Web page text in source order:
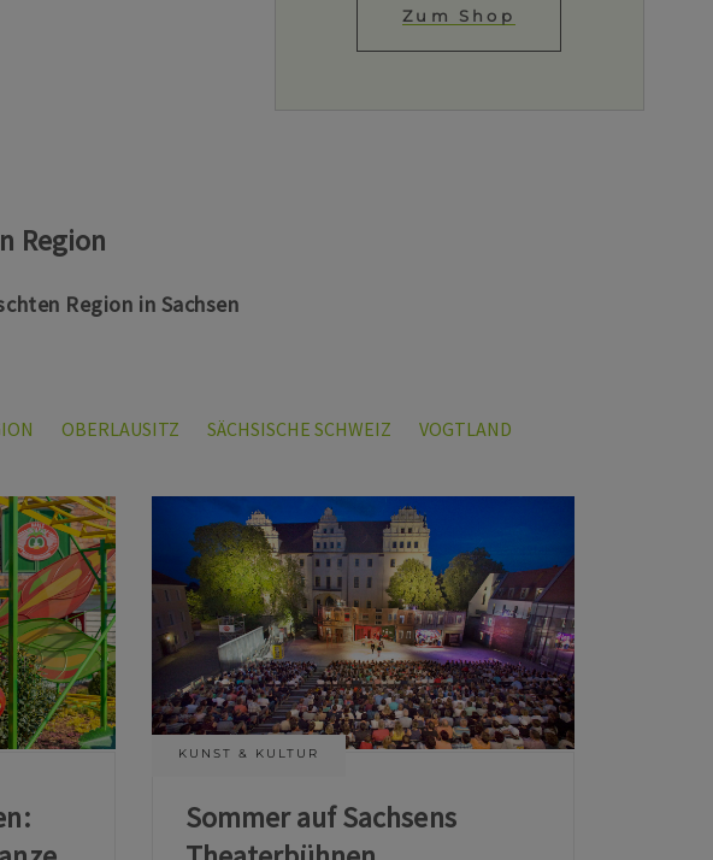
Zum Shop
Region
Region in Sachsen
OBERLAUSITZ SÄCHSISCHE SCHWEIZ VOGTLAND
KUNST & KULTUR
Sommer auf Sachsens